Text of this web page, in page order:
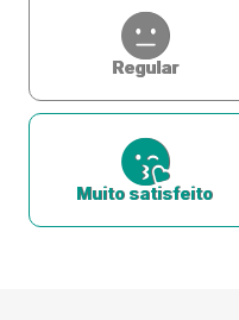
Regular
Muito satisfeito